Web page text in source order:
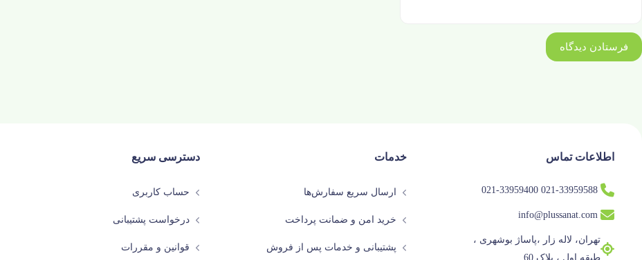
اطلاعات تماس
021-33959588 021-33959400
info@plussanat.com
تهران، لاله زار ،پاساژ بوشهری ،
طبقه اول ، پلاک 60
خدمات
ارسال سریع سفارش‌ها
خرید امن و ضمانت پرداخت
پشتیبانی و خدمات پس از فروش
دسترسی سریع
حساب کاربری
درخواست پشتیبانی
قوانین و مقررات